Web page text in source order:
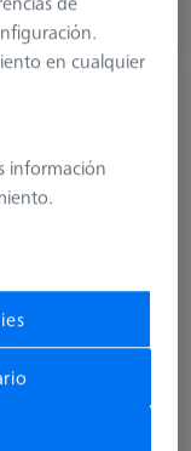
en cualquier
información